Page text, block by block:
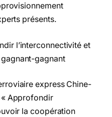
présents.
l’interconnectivité et
gagnant
express Chine-
« Approfondir
la coopération